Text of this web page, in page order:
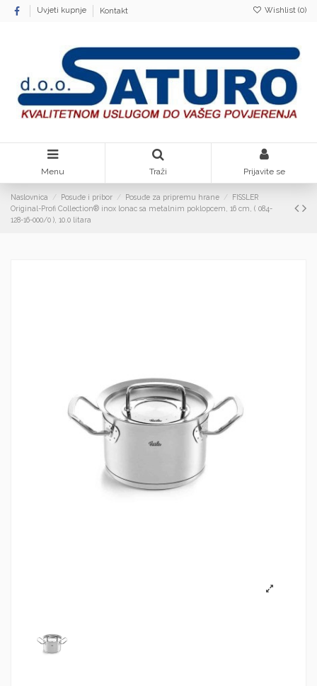
Uvjeti kupnje Kontakt Wishlist (0)
Menu Traži Prijavite se
Naslovnica Posuđe i pribor Posuđe za pripremu hrane
FISSLER
Original-Profi Collection® inox lonac sa metalnim poklopcem, 16 cm, ( 084-
128-16-000/0 ), 10.0 litara